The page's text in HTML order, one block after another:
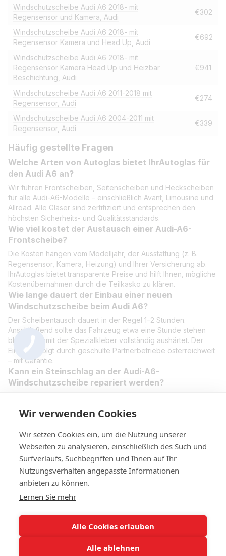
Windschutzscheibe Audi A6 2018- mit
Regensensor und Kamera, Audi
€302
Windschutzscheibe Audi A6 2018- mit
Regensensor Kamera und Head Up, Audi
€692
Windschutzscheibe Audi A6 2018- mit
Regensensor Kamera Head Up und Heizbar
Beschichtung, Audi
€941
Windschutzscheibe Audi A6 2011-2018 mit
Regensensor, Audi
€274
Windschutzscheibe Audi A6 2004-2011 mit
Regensensor, Audi
€339
Häufig gestellte Fragen
Welche Arten von Autoglas bietet IhrAutoglas für
den Audi A6 an?
Wir führen Frontscheiben, Seitenscheiben und Heckscheiben
für alle Audi-A6-Modelle – einschließlich Avant, Limousine und
Allroad. Alle Gläser sind zertifiziert und entsprechen den
höchsten Sicherheits- und Qualitätsstandards.
Wie viel kostet der Austausch einer Audi-A6-
Frontscheibe?
Die Kosten hängen vom Modelljahr, der Ausstattung (z. B.
Regensensor, Kamera, Heizung) und Ihrer Versicherung ab.
IhrAutoglas bietet transparente Preise und hilft Ihnen, mögliche
Kostenübernahmen durch die Teilkasko zu klären.
Wie lange dauert der Einbau einer neuen
Windschutzscheibe beim Audi A6?
Der Scheibentausch dauert in der Regel 1–2 Stunden.
Anschließend sollte das Fahrzeug etwa eine Stunde stehen
bleiben, damit der Spezialkleber vollständig aushärtet. Der
Einbau erfolgt durch geschulte Partnerbetriebe österreichweit
– mit Garantie.
Kann ein Steinschlag an der Audi-A6-
Windschutzscheibe repariert werden?
aufweisen. Dadurch sparen Sie Zeit und Kosten im Vergleich
+4314420014
© 2023 IHR Autoglas. Ihr Experte für Autoglas
Wir verwenden Cookies
Wir setzen Cookies ein, um die Nutzung unserer
Webseiten zu analysieren, einschließlich des Such und
Surfverlaufs, Suchbegriffen und Ihnen auf Ihr
Nutzungsverhalten angepasste Informationen
anbieten zu können.
Lernen Sie mehr
Alle Cookies erlauben
Alle ablehnen